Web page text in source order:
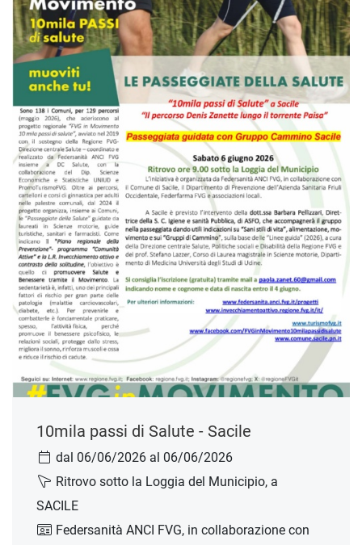
10mila passi di Salute - Sacile
dal 06/06/2026 al 06/06/2026
Ritrovo sotto la Loggia del Municipio, a
SACILE
Federsanità ANCI FVG, in collaborazione con